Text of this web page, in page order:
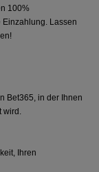
100%
Lassen
Bet365, in der Ihnen
wird.
Ihren